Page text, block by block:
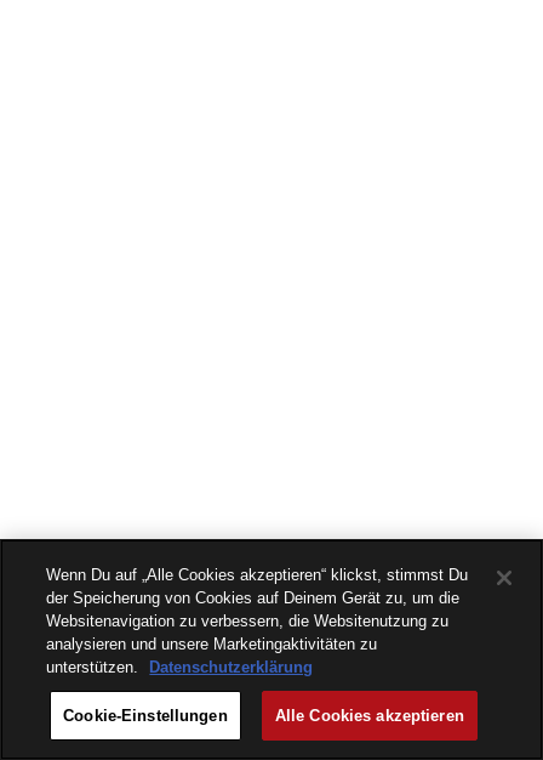
Wenn Du auf „Alle Cookies akzeptieren“ klickst, stimmst Du
der Speicherung von Cookies auf Deinem Gerät zu, um die
Websitenavigation zu verbessern, die Websitenutzung zu
analysieren und unsere Marketingaktivitäten zu
unterstützen.
Datenschutzerklärung
Cookie-Einstellungen Alle Cookies akzeptieren